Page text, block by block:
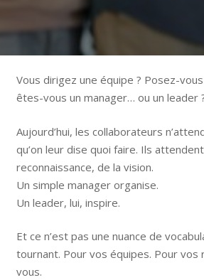
Vous dirigez une équipe ? Posez-
êtes-vous un manager… ou un leader
Aujourd’hui, les collaborateurs
qu’on leur dise quoi faire. Ils
reconnaissance, de la vision.
Un simple manager organise.
Un leader, lui, inspire.
Et ce n’est pas une nuance de
tournant. Pour vos équipes. Pour vos
vous.